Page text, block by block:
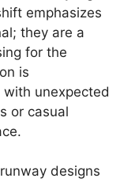
emphasizes
they are a
for the
is
unexpected
or casual
designs